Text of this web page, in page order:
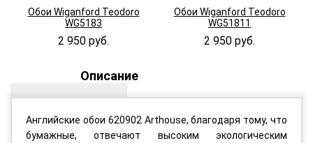
Обои Wiganford Teodoro
WG5183
2 950 руб.
Обои Wiganford Teodoro
WG51811
2 950 руб.
Описание
Английские обои 620902 Arthouse, благодаря тому, что
бумажные, отвечают высоким экологическим